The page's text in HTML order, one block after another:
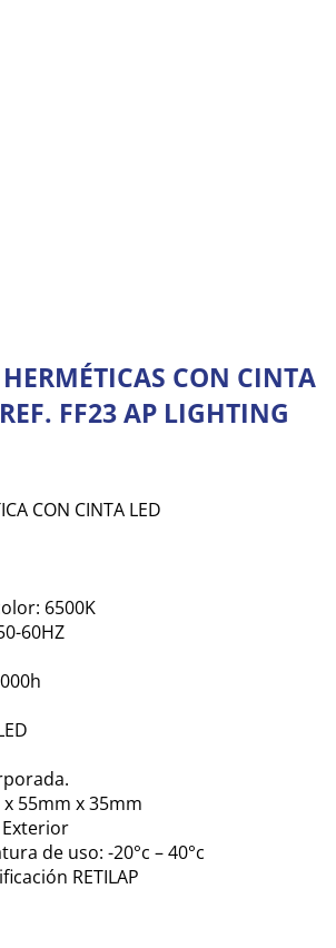
CON CINTA
FF23 AP LIGHTING
CON CINTA LED
6500K
60HZ
55mm x 35mm
de uso: -20°c – 40°c
RETILAP